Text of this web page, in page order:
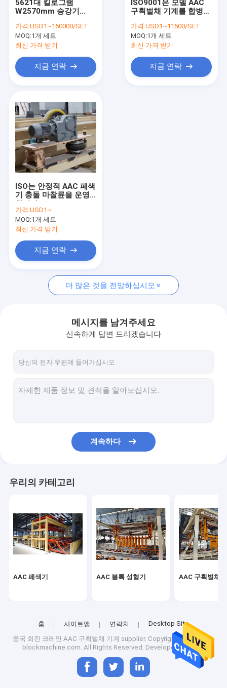
고압 양생 기포 콘크리트 생산 라인
블럭 벽돌 기계
모바일 콘크리트 블록 성형기
AAC 기계 전복 표
5621대 킬로그램
W2570mm 승강기
가격:USD1~150000/SET
MOQ:1개 세트
최신 가격 받기
지금 연락
ISO9001은 모델 AAC
구획벌채 기계를 합병합
가격:USD1~11500/SET
MOQ:1개 세트
최신 가격 받기
지금 연락
ISO는 안정적 AAC 페색
기 충돌 마찰륜을 운영
가격:USD1~
MOQ:1개 세트
최신 가격 받기
지금 연락
더 많은 것을 전망하십시오
메시지를 남겨주세요
신속하게 답변 드리겠습니다
계속하다
우리의 카테고리
AAC 페색기 AAC 블록 성형기 AAC 구획벌채
홈 사이트맵 연락처 Desktop Site
중국 회전 크레인 AAC 구획벌채 기계 supplier. Copyright © 2026 aac-
blockmachine.com. All Rights Reserved. Developed byECER